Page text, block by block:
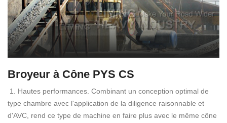
Broyeur à Cône PYS CS
1. Hautes performances. Combinant un conception optimal de
type chambre avec l'application de la diligence raisonnable et
d'AVC, rend ce type de machine en faire plus avec le même cône